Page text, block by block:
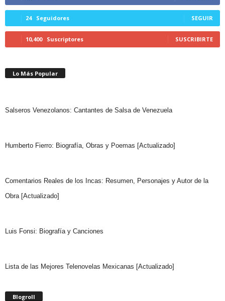
24 Seguidores SEGUIR
10,400 Suscriptores SUSCRIBIRTE
Lo Más Popular
Salseros Venezolanos: Cantantes de Salsa de Venezuela
Humberto Fierro: Biografía, Obras y Poemas [Actualizado]
Comentarios Reales de los Incas: Resumen, Personajes y Autor de la
Obra [Actualizado]
Luis Fonsi: Biografía y Canciones
Lista de las Mejores Telenovelas Mexicanas [Actualizado]
Blogroll